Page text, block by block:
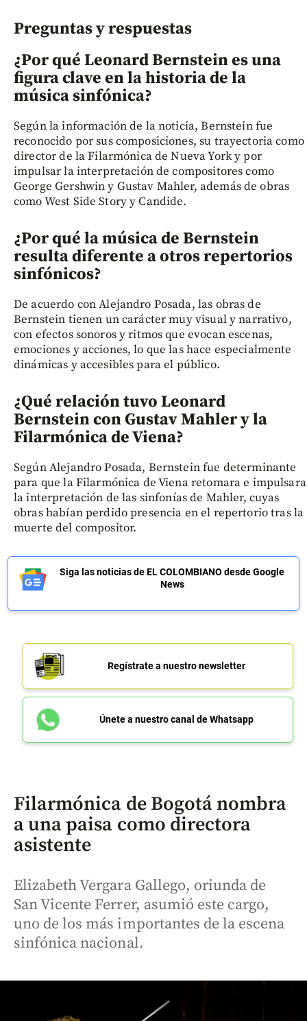
Preguntas y respuestas
¿Por qué Leonard Bernstein es una
figura clave en la historia de la
música sinfónica?
Según la información de la noticia, Bernstein fue
reconocido por sus composiciones, su trayectoria como
director de la Filarmónica de Nueva York y por
impulsar la interpretación de compositores como
George Gershwin y Gustav Mahler, además de obras
como West Side Story y Candide.
¿Por qué la música de Bernstein
resulta diferente a otros repertorios
sinfónicos?
De acuerdo con Alejandro Posada, las obras de
Bernstein tienen un carácter muy visual y narrativo,
con efectos sonoros y ritmos que evocan escenas,
emociones y acciones, lo que las hace especialmente
dinámicas y accesibles para el público.
¿Qué relación tuvo Leonard
Bernstein con Gustav Mahler y la
Filarmónica de Viena?
Según Alejandro Posada, Bernstein fue determinante
para que la Filarmónica de Viena retomara e impulsara
la interpretación de las sinfonías de Mahler, cuyas
obras habían perdido presencia en el repertorio tras la
muerte del compositor.
Siga las noticias de EL COLOMBIANO desde Google
News
Regístrate a nuestro newsletter
Únete a nuestro canal de Whatsapp
Filarmónica de Bogotá nombra
a una paisa como directora
asistente
Elizabeth Vergara Gallego, oriunda de
San Vicente Ferrer, asumió este cargo,
uno de los más importantes de la escena
sinfónica nacional.